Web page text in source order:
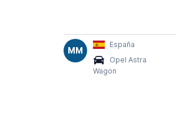
MM
España
Opel Astra
Wagon